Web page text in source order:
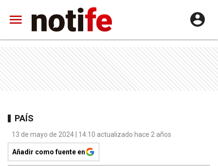
PAÍS
13 de mayo de 2024 | 14:10 actualizado hace 2 años
Añadir como fuente en